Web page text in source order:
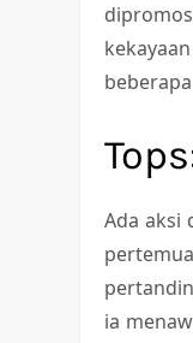
Ada aksi
ia